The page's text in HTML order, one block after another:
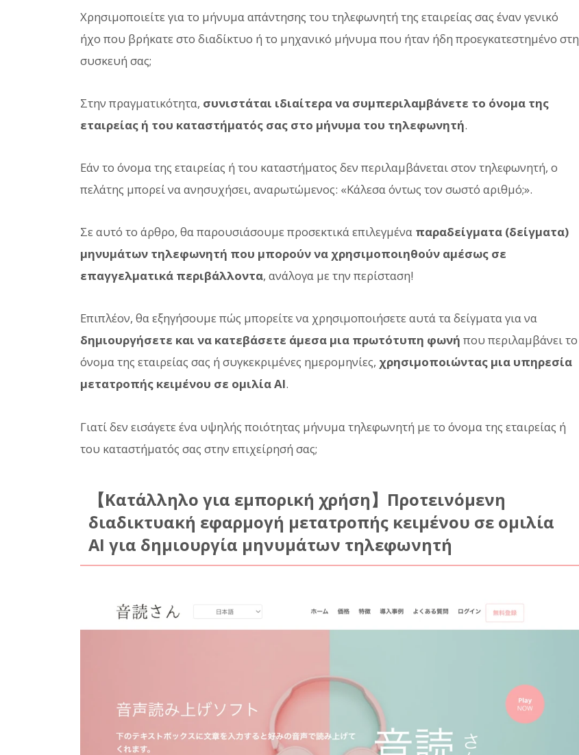
Χρησιμοποιείτε για το μήνυμα απάντησης του τηλεφωνητή της εταιρείας σας έναν γενικό
ήχο που βρήκατε στο διαδίκτυο ή το μηχανικό μήνυμα που ήταν ήδη προεγκατεστημένο στη
συσκευή σας;
Στην πραγματικότητα, συνιστάται ιδιαίτερα να συμπεριλαμβάνετε το όνομα της
εταιρείας ή του καταστήματός σας στο μήνυμα του τηλεφωνητή.
Εάν το όνομα της εταιρείας ή του καταστήματος δεν περιλαμβάνεται στον τηλεφωνητή, ο
πελάτης μπορεί να ανησυχήσει, αναρωτώμενος: «Κάλεσα όντως τον σωστό αριθμό;».
Σε αυτό το άρθρο, θα παρουσιάσουμε προσεκτικά επιλεγμένα παραδείγματα (δείγματα)
μηνυμάτων τηλεφωνητή που μπορούν να χρησιμοποιηθούν αμέσως σε
επαγγελματικά περιβάλλοντα, ανάλογα με την περίσταση!
Επιπλέον, θα εξηγήσουμε πώς μπορείτε να χρησιμοποιήσετε αυτά τα δείγματα για να
δημιουργήσετε και να κατεβάσετε άμεσα μια πρωτότυπη φωνή που περιλαμβάνει το
όνομα της εταιρείας σας ή συγκεκριμένες ημερομηνίες, χρησιμοποιώντας μια υπηρεσία
μετατροπής κειμένου σε ομιλία AI.
Γιατί δεν εισάγετε ένα υψηλής ποιότητας μήνυμα τηλεφωνητή με το όνομα της εταιρείας ή
του καταστήματός σας στην επιχείρησή σας;
【Κατάλληλο για εμπορική χρήση】Προτεινόμενη
διαδικτυακή εφαρμογή μετατροπής κειμένου σε ομιλία
AI για δημιουργία μηνυμάτων τηλεφωνητή